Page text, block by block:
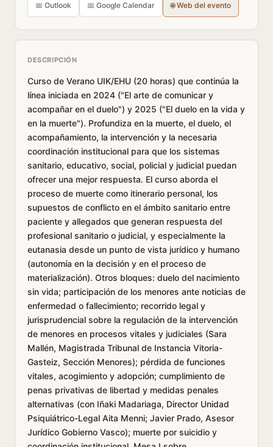
📅 Outlook 📅 Google Calendar 🌐 Web del evento
DESCRIPCIÓN
Curso de Verano UIK/EHU (20 horas) que continúa la
línea iniciada en 2024 ("El arte de comunicar y
acompañar en el duelo") y 2025 ("El duelo en la vida y
en la muerte"). Profundiza en la muerte, el duelo, el
acompañamiento, la intervención y la necesaria
coordinación institucional para que los sistemas
sanitario, educativo, social, policial y judicial puedan
ofrecer una mejor respuesta. El curso aborda el
proceso de muerte como itinerario personal, los
supuestos de conflicto en el ámbito sanitario entre
paciente y allegados que generan respuesta del
profesional sanitario o judicial, y especialmente la
eutanasia desde un punto de vista jurídico y humano
(autonomía en la decisión y en el proceso de
materialización). Otros bloques: duelo del nacimiento
sin vida; participación de los menores ante noticias de
enfermedad o fallecimiento; recorrido legal y
jurisprudencial sobre la regulación de la intervención
de menores en procesos vitales y judiciales (Sara
Mallén, Magistrada Tribunal de Instancia Vitoria-
Gasteiz, Sección Menores); pérdida de funciones
vitales, acogimiento y adopción; cumplimiento de
penas privativas de libertad y medidas penales
alternativas (con Iñaki Madariaga, Director Unidad
Psiquiátrico-Legal Aita Menni; Javier Prado, Asesor
Jurídico Gobierno Vasco); muerte por suicidio y